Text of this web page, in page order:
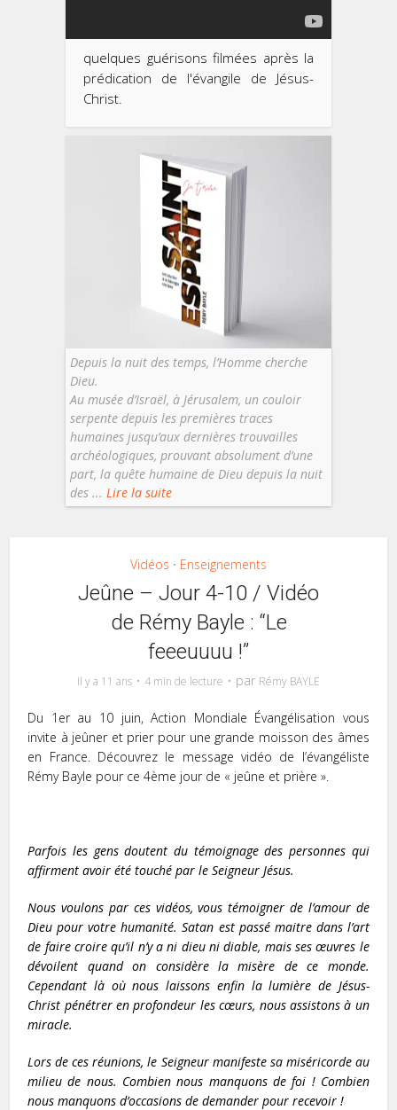
quelques guérisons filmées après la
prédication de l'évangile de Jésus-
Christ.
Depuis la nuit des temps, l’Homme cherche
Dieu.
Au musée d’Israël, à Jérusalem, un couloir
serpente depuis les premières traces
humaines jusqu’aux dernières trouvailles
archéologiques, prouvant absolument d’une
part, la quête humaine de Dieu depuis la nuit
des ... Lire la suite
Vidéos • Enseignements
Jeûne – Jour 4-10 / Vidéo
de Rémy Bayle : “Le
feeeuuuu !”
Il y a 11 ans 4 min de lecture par Rémy BAYLE
Du 1er au 10 juin, Action Mondiale Évangélisation vous
invite à jeûner et prier pour une grande moisson des âmes
en France. Découvrez le message vidéo de l’évangéliste
Rémy Bayle pour ce 4ème jour de « jeûne et prière ».
Parfois les gens doutent du témoignage des personnes qui
affirment avoir été touché par le Seigneur Jésus.
Nous voulons par ces vidéos, vous témoigner de l’amour de
Dieu pour votre humanité. Satan est passé maitre dans l’art
de faire croire qu’il n’y a ni dieu ni diable, mais ses œuvres le
dévoilent quand on considère la misère de ce monde.
Cependant là où nous laissons enfin la lumière de Jésus-
Christ pénétrer en profondeur les cœurs, nous assistons à un
miracle.
Lors de ces réunions, le Seigneur manifeste sa miséricorde au
milieu de nous. Combien nous manquons de foi ! Combien
nous manquons d’occasions de demander pour recevoir !